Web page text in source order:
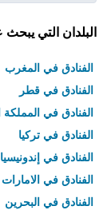
البلدان التي
الفنادق في المغرب
الفنادق في قطر
الفنادق في المملكة
الفنادق في تركيا
الفنادق في إندونيسيا
الفنادق في الامارات
الفنادق في البحرين